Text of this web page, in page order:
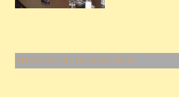
ΔΗΜΑΡΧΕΙΟ ΠΕΡΙΣΤΕΡΙΟΥ